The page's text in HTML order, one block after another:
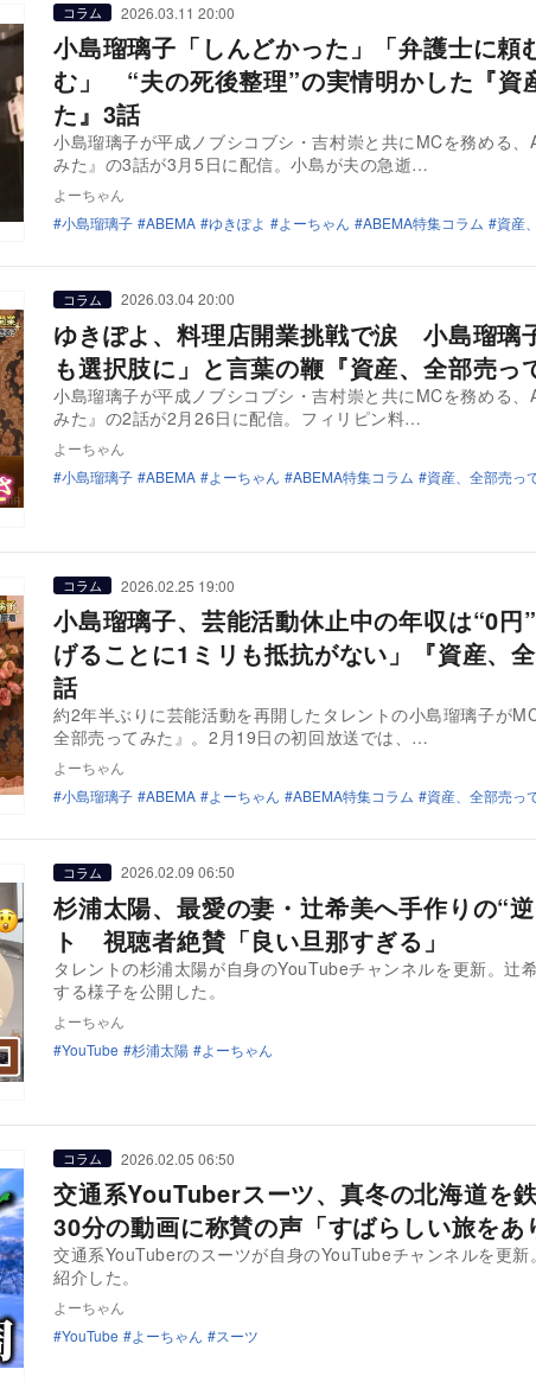
コラム 2026.03.11 20:00
小島瑠璃子「しんどかった」「弁護士に頼
む」 “夫の死後整理”の実情明かした『資
た』3話
小島瑠璃子が平成ノブシコブシ・吉村崇と共にMCを務める
みた』の3話が3月5日に配信。小島が夫の急逝…
よーちゃん
小島瑠璃子
ABEMA ゆきぽよ よーちゃん ABEMA特集コラム 資産
コラム 2026.03.04 20:00
ゆきぽよ、料理店開業挑戦で涙 小島瑠璃
も選択肢に」と言葉の鞭『資産、全部売っ
小島瑠璃子が平成ノブシコブシ・吉村崇と共にMCを務める
みた』の2話が2月26日に配信。フィリピン料…
よーちゃん
小島瑠璃子
ABEMA よーちゃん ABEMA特集コラム 資産、全部売っ
コラム 2026.02.25 19:00
小島瑠璃子、芸能活動休止中の年収は“0
げることに1ミリも抵抗がない」『資産、
話
約2年半ぶりに芸能活動を再開したタレントの小島瑠璃子が
全部売ってみた』。2月19日の初回放送では、…
よーちゃん
小島瑠璃子
ABEMA よーちゃん ABEMA特集コラム 資産、全部売っ
コラム 2026.02.09 06:50
杉浦太陽、最愛の妻・辻希美へ手作りの“
ト 視聴者絶賛「良い旦那すぎる」
タレントの杉浦太陽が自身のYouTubeチャンネルを更新。辻
する様子を公開した。
よーちゃん
YouTube
杉浦太陽 よーちゃん
コラム 2026.02.05 06:50
交通系YouTuberスーツ、真冬の北海道を
30分の動画に称賛の声「すばらしい旅をあ
交通系YouTuberのスーツが自身のYouTubeチャンネルを更
紹介した。
よーちゃん
YouTube
よーちゃん スーツ